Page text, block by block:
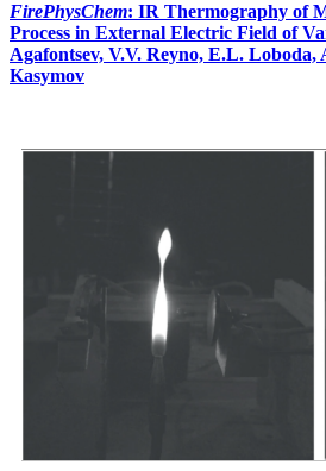
FirePhysChem: IR Thermography of
Process in External Electric Field of
Agafontsev, V.V. Reyno, E.L. Loboda,
Kasymov